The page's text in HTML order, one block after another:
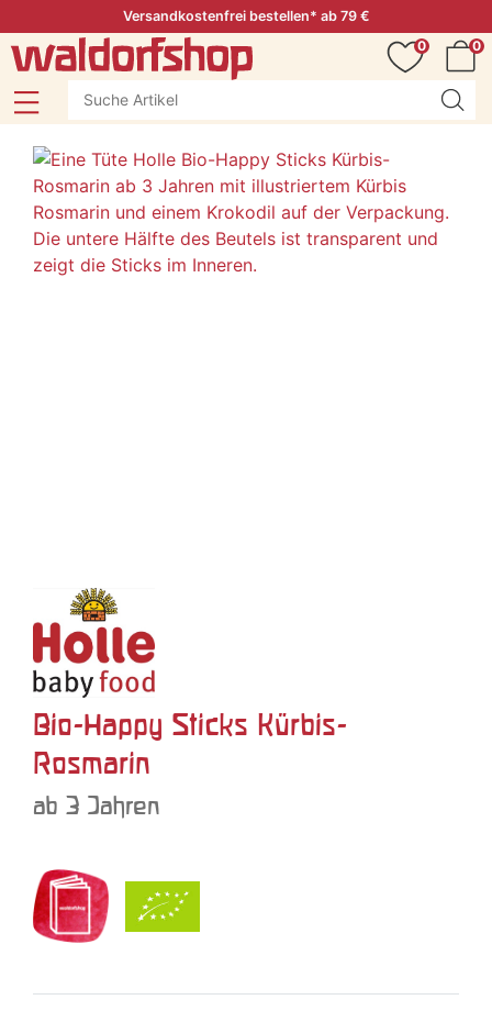
Versandkostenfrei bestellen* ab 79 €
0
0
Bio-Happy Sticks Kürbis-
Rosmarin
ab 3 Jahren